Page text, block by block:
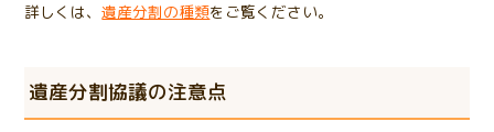
詳しくは、遺産分割の種類をご覧ください。
遺産分割協議の注意点